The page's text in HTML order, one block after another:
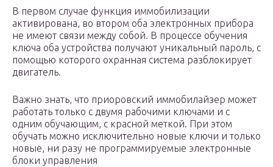
В первом случае функция иммобилизации
активирована, во втором оба электронных прибора
не имеют связи между собой. В процессе обучения
ключа оба устройства получают уникальный пароль, с
помощью которого охранная система разблокирует
двигатель.
Важно знать, что приоровский иммобилайзер может
работать только с двумя рабочими ключами и с
одним обучающим, с красной меткой. При этом
обучать можно исключительно новые ключи и только
новые, ни разу не программируемые электронные
блоки управления